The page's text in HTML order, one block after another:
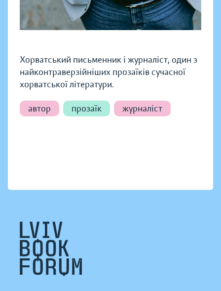
Хорватський письменник і журналіст, один з
найконтраверзійніших прозаїків сучасної
хорватської літератури.
автор прозаїк журналіст